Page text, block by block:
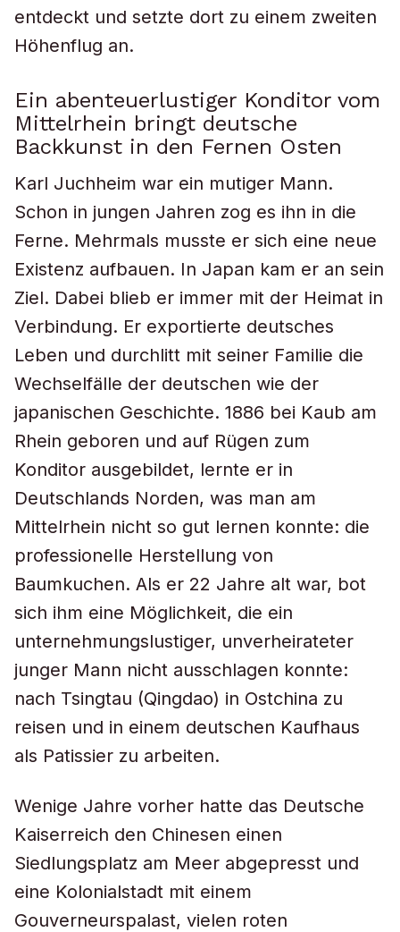
entdeckt und setzte dort zu einem zweiten
Höhenflug an.
Ein abenteuerlustiger Konditor vom
Mittelrhein bringt deutsche
Backkunst in den Fernen Osten
Karl Juchheim war ein mutiger Mann.
Schon in jungen Jahren zog es ihn in die
Ferne. Mehrmals musste er sich eine neue
Existenz aufbauen. In Japan kam er an sein
Ziel. Dabei blieb er immer mit der Heimat in
Verbindung. Er exportierte deutsches
Leben und durchlitt mit seiner Familie die
Wechselfälle der deutschen wie der
japanischen Geschichte. 1886 bei Kaub am
Rhein geboren und auf Rügen zum
Konditor ausgebildet, lernte er in
Deutschlands Norden, was man am
Mittelrhein nicht so gut lernen konnte: die
professionelle Herstellung von
Baumkuchen. Als er 22 Jahre alt war, bot
sich ihm eine Möglichkeit, die ein
unternehmungslustiger, unverheirateter
junger Mann nicht ausschlagen konnte:
nach Tsingtau (Qingdao) in Ostchina zu
reisen und in einem deutschen Kaufhaus
als Patissier zu arbeiten.
Wenige Jahre vorher hatte das Deutsche
Kaiserreich den Chinesen einen
Siedlungsplatz am Meer abgepresst und
eine Kolonialstadt mit einem
Gouverneurspalast, vielen roten